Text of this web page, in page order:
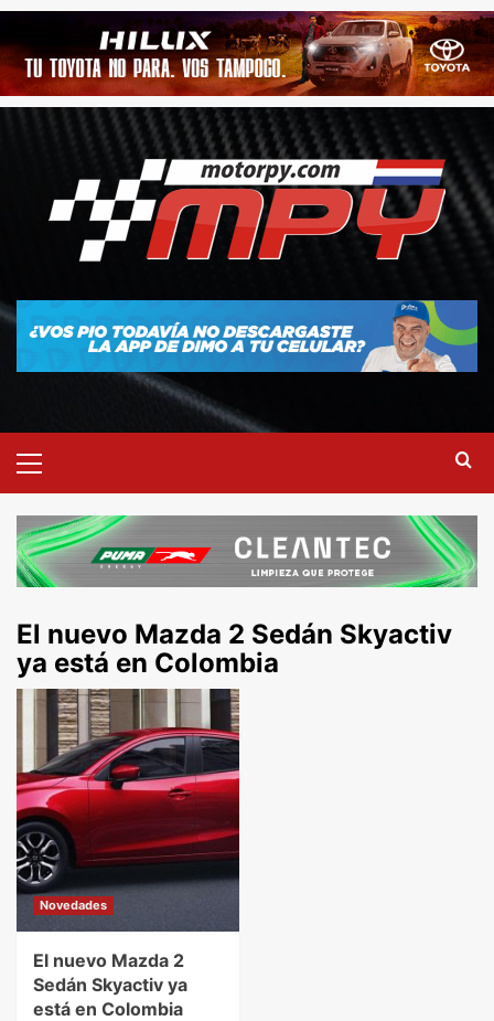
El nuevo Mazda 2 Sedán Skyactiv
ya está en Colombia
Novedades
El nuevo Mazda 2
Sedán Skyactiv ya
está en Colombia